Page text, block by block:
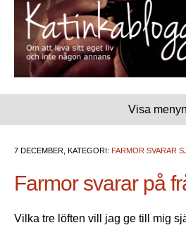
Visa menyn
7 DECEMBER, KATEGORI: FARMOR SVARAR
Farmor svarar på
Vilka tre löften vill jag ge till mig